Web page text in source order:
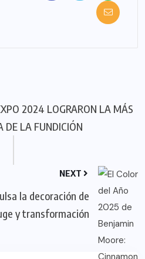
2024 LOGRARON LA MÁS
DE LA FUNDICIÓN
NEXT
la decoración de
y transformación